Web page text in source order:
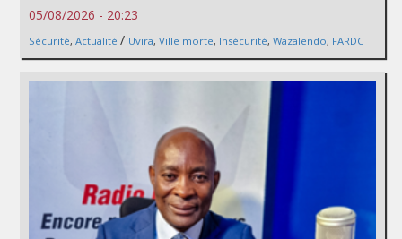
05/08/2026 - 20:23
Sécurité, Actualité / Uvira, Ville morte, Insécurité, Wazalendo, FARDC